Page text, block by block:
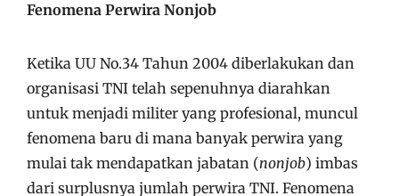
Fenomena Perwira Nonjob
Ketika UU No.34 Tahun 2004 diberlakukan dan
organisasi TNI telah sepenuhnya diarahkan
untuk menjadi militer yang profesional, muncul
fenomena baru di mana banyak perwira yang
mulai tak mendapatkan jabatan (nonjob) imbas
dari surplusnya jumlah perwira TNI. Fenomena